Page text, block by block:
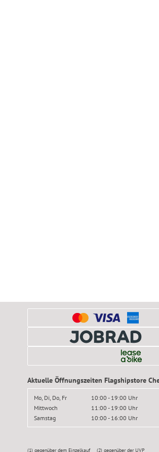
Aktuelle Öffnungszeiten Flagshipstore
Mo, Di, Do, Fr
10:00 - 19:00 Uhr
Mittwoch
11:00 - 19:00 Uhr
Samstag
10:00 - 16:00 Uhr
(1)gegenüber dem Einzelkauf (2) gegenüber der UVP